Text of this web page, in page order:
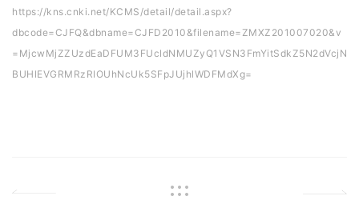
https://kns.cnki.net/KCMS/detail/detail.aspx?
dbcode=CJFQ&dbname=CJFD2010&filename=ZMXZ201007020&v
=MjcwMjZZUzdEaDFUM3FUcldNMUZyQ1VSN3FmYitSdkZ5N2dVcjN
BUHlEVGRMRzRIOUhNcUk5SFpJUjhlWDFMdXg=